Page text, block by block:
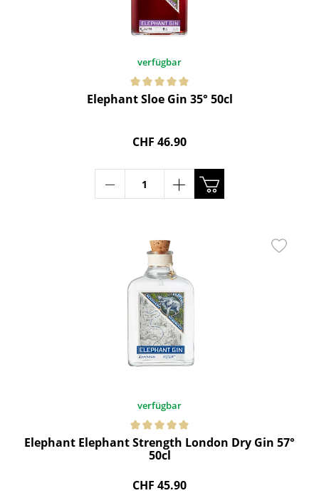
verfügbar
Elephant Sloe Gin 35° 50cl
CHF 46.90
verfügbar
Elephant Elephant Strength London Dry Gin 57°
50cl
CHF 45.90